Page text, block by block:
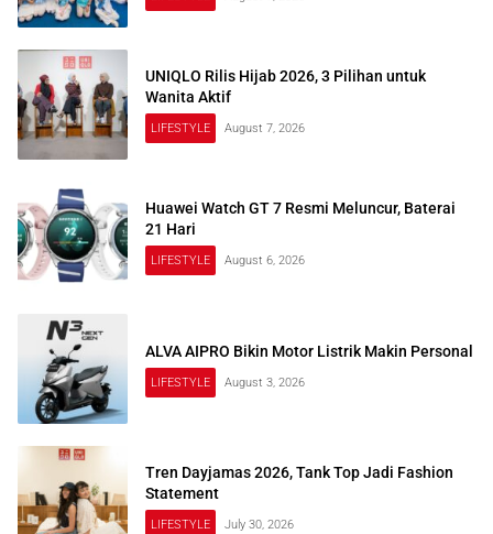
UNIQLO Rilis Hijab 2026, 3 Pilihan untuk
Wanita Aktif
LIFESTYLE August 7, 2026
Huawei Watch GT 7 Resmi Meluncur, Baterai
21 Hari
LIFESTYLE August 6, 2026
ALVA AIPRO Bikin Motor Listrik Makin Personal
LIFESTYLE August 3, 2026
Tren Dayjamas 2026, Tank Top Jadi Fashion
Statement
LIFESTYLE July 30, 2026